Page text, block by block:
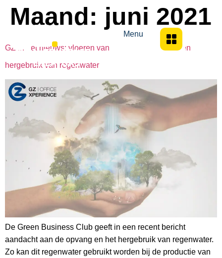
Menu
Maand: juni 2021
GZ in het nieuws: vloeren van circulair “Freement” èn
hergebruik van regenwater
De Green Business Club geeft in een recent bericht
aandacht aan de opvang en het hergebruik van regenwater.
Zo kan dit regenwater gebruikt worden bij de productie van